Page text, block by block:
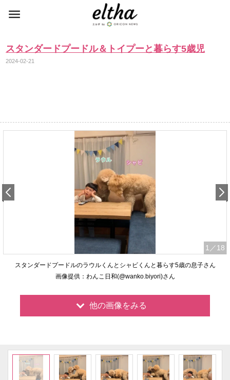
スタンダードプードル＆トイプーと暮らす5歳児
2024-02-21
1 ／18
スタンダードプードルのラウルくんとシャビくんと暮らす5歳の息子さん
画像提供：わんこ日和(@wanko.biyori)さん
他の画像をみる